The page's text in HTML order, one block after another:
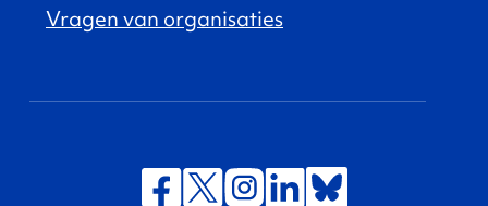
Vragen van organisaties